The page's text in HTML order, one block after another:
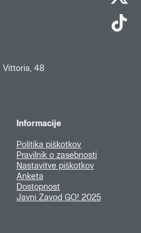
Vittoria, 48
Informacije
Politika piškotkov
Pravilnik o zasebnosti
Nastavitve piškotkov
Anketa
Dostopnost
Javni Zavod GO! 2025